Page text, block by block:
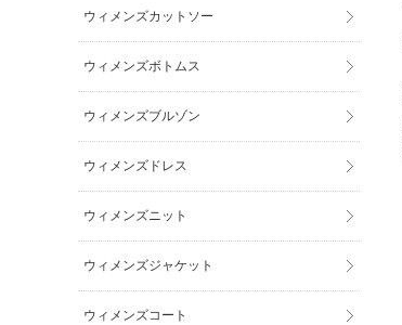
ウィメンズカットソー
ウィメンズボトムス
ウィメンズブルゾン
ウィメンズドレス
ウィメンズニット
ウィメンズジャケット
ウィメンズコート